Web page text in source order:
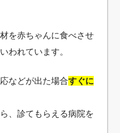
を赤ちゃんに食べさせ
われています。
などが出た場合すぐに
、診てもらえる病院を